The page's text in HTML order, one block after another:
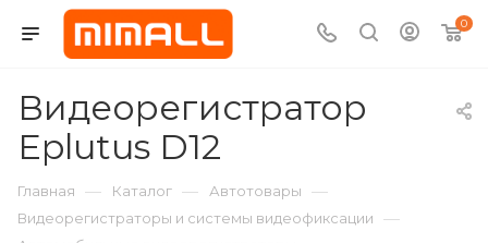
0
Видеорегистратор
Eplutus D12
Главная — Каталог — Автотовары —
Видеорегистраторы и системы видеофиксации —